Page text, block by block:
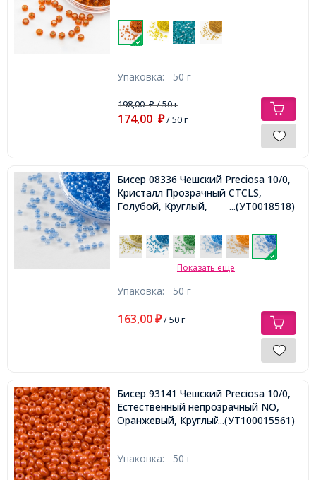
Упаковка: 50 г
198,00₽/ 50 г
174,00 ₽/ 50 г
Бисер 08336 Чешский Preciosa 10/0,
Кристалл Прозрачный CTCLS,
Голубой, Круглый,
...(УТ0018518)
Показать еще
Упаковка: 50 г
163,00 ₽/ 50 г
Бисер 93141 Чешский Preciosa 10/0,
Естественный непрозрачный NO,
Оранжевый, Круглый,...(УТ100015561)
Упаковка: 50 г